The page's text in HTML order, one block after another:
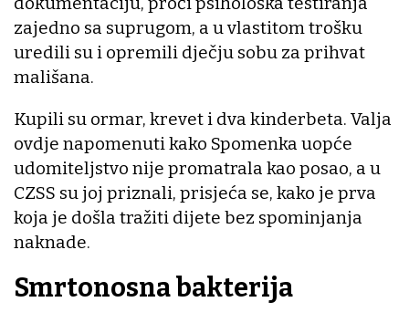
zajedno sa suprugom, a u vlastitom trošku
uredili su i opremili dječju sobu za prihvat
mališana.
Kupili su ormar, krevet i dva kinderbeta. Valja
ovdje napomenuti kako Spomenka uopće
udomiteljstvo nije promatrala kao posao, a u
CZSS su joj priznali, prisjeća se, kako je prva
koja je došla tražiti dijete bez spominjanja
naknade.
Smrtonosna bakterija